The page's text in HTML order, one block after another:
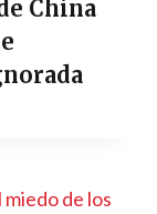
China